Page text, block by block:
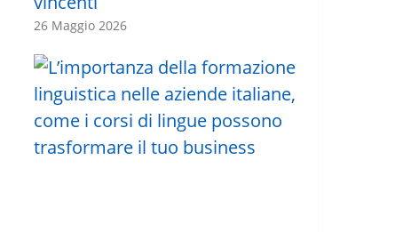
26 Maggio 2026